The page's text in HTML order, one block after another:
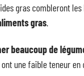
gras combleront
gras.
beaucoup de
une faible teneur en